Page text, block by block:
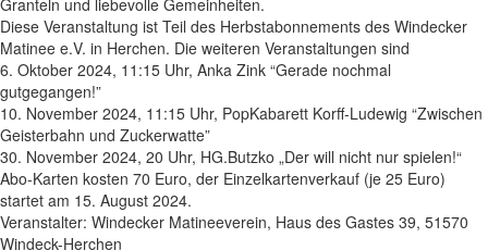
Granteln und liebevolle Gemeinheiten.
Diese Veranstaltung ist Teil des Herbstabonnements des Windecker
Matinee e.V. in Herchen. Die weiteren Veranstaltungen sind
6. Oktober 2024, 11:15 Uhr, Anka Zink “Gerade nochmal
gutgegangen!”
10. November 2024, 11:15 Uhr, PopKabarett Korff-Ludewig “Zwischen
Geisterbahn und Zuckerwatte”
30. November 2024, 20 Uhr, HG.Butzko „Der will nicht nur spielen!“
Abo-Karten kosten 70 Euro, der Einzelkartenverkauf (je 25 Euro)
startet am 15. August 2024.
Veranstalter: Windecker Matineeverein, Haus des Gastes 39, 51570
Windeck-Herchen